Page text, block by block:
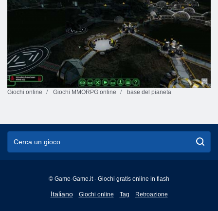
Giochi online Giochi MMORPG online base del pianeta
© Game-Game.it - Giochi gratis online in flash
Italiano
English
Giochi online Tag Retroazione